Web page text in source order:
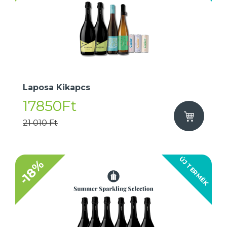
Laposa Kikapcs
17850Ft
21 010 Ft
ÚJ TERMÉK
-18%